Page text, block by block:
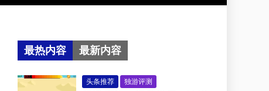
最热内容 最新内容
头条推荐 独游评测